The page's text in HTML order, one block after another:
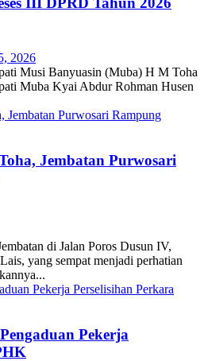
2026
Musi Banyuasin (Muba) H M Toha
Muba Kyai Abdur Rohman Husen
Jembatan Purwosari
di Jalan Poros Dusun IV,
yang sempat menjadi perhatian
Pekerja